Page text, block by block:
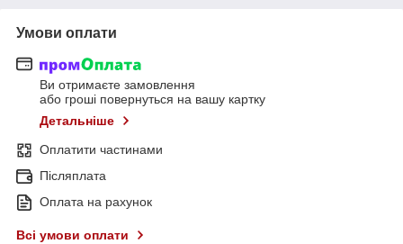
Умови оплати
Ви отримаєте замовлення
або гроші повернуться на вашу картку
Детальніше
Оплатити частинами
Післяплата
Оплата на рахунок
Всі умови оплати